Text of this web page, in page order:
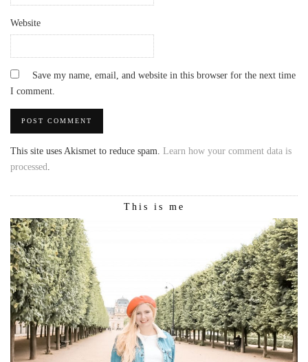
Website
Save my name, email, and website in this browser for the next time
I comment.
This site uses Akismet to reduce spam. Learn how your comment data is
processed.
This is me